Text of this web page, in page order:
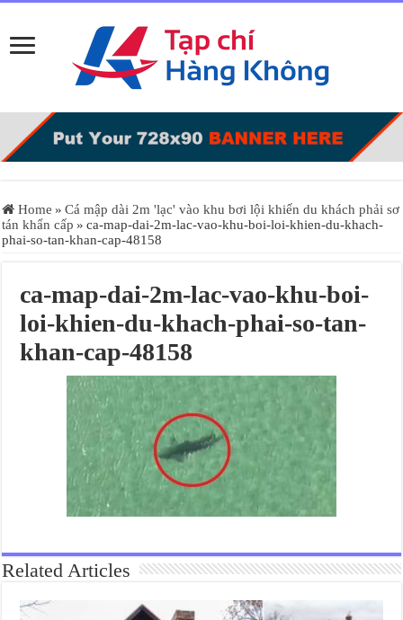
Home » Cá mập dài 2m 'lạc' vào khu bơi lội khiến du khách phải sơ
tán khẩn cấp » ca-map-dai-2m-lac-vao-khu-boi-loi-khien-du-khach-
phai-so-tan-khan-cap-48158
ca-map-dai-2m-lac-vao-khu-boi-
loi-khien-du-khach-phai-so-tan-
khan-cap-48158
Related Articles